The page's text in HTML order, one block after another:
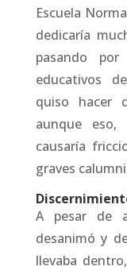
Escuela
dedicaría
pasando
educativos
quiso hacer
aunque
causaría
graves
A pesar de
desanimó y
llevaba